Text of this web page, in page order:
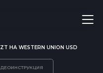
НА WESTERN UNION USD